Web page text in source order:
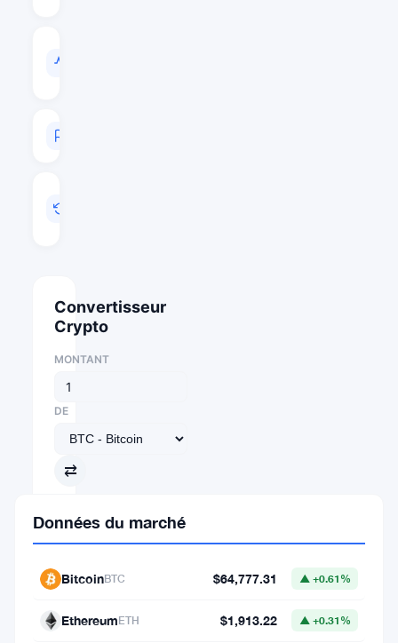
Convertisseur
Crypto
MONTANT
DE
⇄
1
=
Données du marché
BitcoinBTC $64,777.31 ▲ +0.61%
EthereumETH $1,913.22 ▲ +0.31%